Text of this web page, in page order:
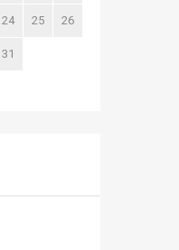
24 25 26
31